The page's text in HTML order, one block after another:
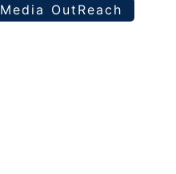
Media OutReach